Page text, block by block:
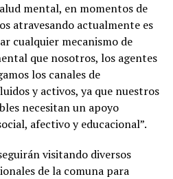
mental, en momentos de
atravesando actualmente es
cualquier mecanismo de
que nosotros, los agentes
los canales de
y activos, ya que nuestros
necesitan un apoyo
afectivo y educacional”.
visitando diversos
de la comuna para